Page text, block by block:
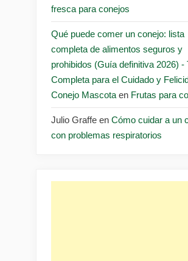
fresca para conejos
Qué puede comer un conejo: lista
completa de alimentos seguros y
prohibidos (Guía definitiva 2026) -
Completa para el Cuidado y
Conejo Mascota en Frutas para
Julio Graffe en Cómo cuidar a un
con problemas respiratorios